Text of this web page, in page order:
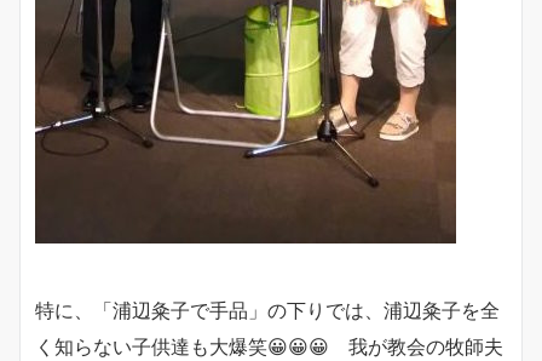
特に、「浦辺粂子で手品」の下りでは、浦辺粂子を全
く知らない子供達も大爆笑😀😀😀 我が教会の牧師夫